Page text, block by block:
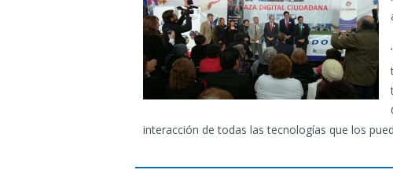
interacción de todas las tecnologías que los